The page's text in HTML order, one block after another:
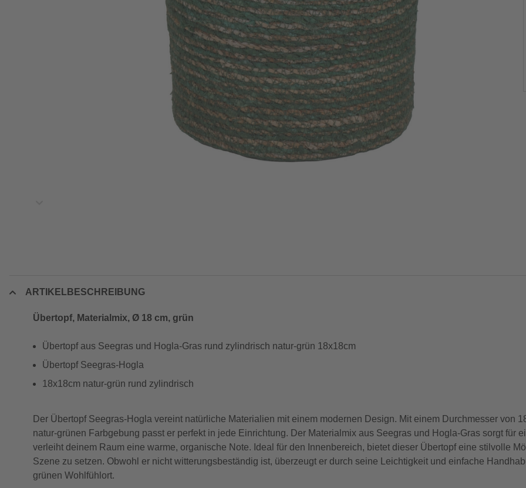
ARTIKELBESCHREIBUNG
Übertopf, Materialmix, Ø 18 cm, grün
Übertopf aus Seegras und Hogla-Gras rund zylindrisch natur-grün 18x18cm
Übertopf Seegras-Hogla
18x18cm natur-grün rund zylindrisch
Der Übertopf Seegras-Hogla vereint natürliche Materialien mit einem modernen Design. Mit einem Durchmesser von
natur-grünen Farbgebung passt er perfekt in jede Einrichtung. Der Materialmix aus Seegras und Hogla-Gras sorgt für
verleiht deinem Raum eine warme, organische Note. Ideal für den Innenbereich, bietet dieser Übertopf eine stilvolle
Szene zu setzen. Obwohl er nicht witterungsbeständig ist, überzeugt er durch seine Leichtigkeit und einfache
grünen Wohlfühlort.